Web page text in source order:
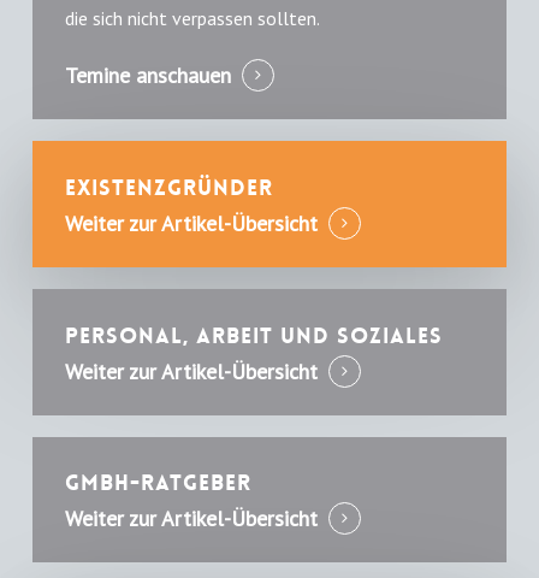
die sich nicht verpassen sollten.
Temine anschauen
Existenzgründer
Weiter zur Artikel-Übersicht
Personal, Arbeit und Soziales
Weiter zur Artikel-Übersicht
GmbH-Ratgeber
Weiter zur Artikel-Übersicht